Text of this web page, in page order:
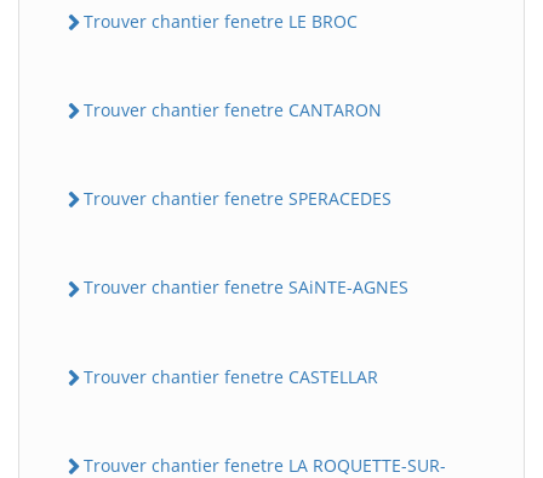
Trouver chantier fenetre LE BROC
Trouver chantier fenetre CANTARON
Trouver chantier fenetre SPERACEDES
Trouver chantier fenetre SAiNTE-AGNES
Trouver chantier fenetre CASTELLAR
Trouver chantier fenetre LA ROQUETTE-SUR-